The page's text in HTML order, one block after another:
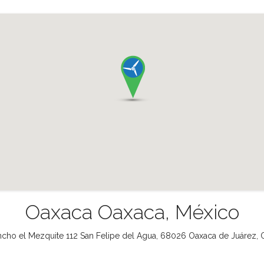
Oaxaca Oaxaca, México
el Mezquite 112 San Felipe del Agua, 68026 Oaxaca de Juárez,